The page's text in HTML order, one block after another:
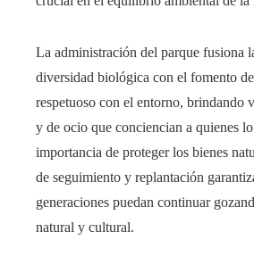
La administración del parque fusiona
diversidad biológica con el fomento
respetuoso con el entorno, brindando
y de ocio que conciencian a quienes
importancia de proteger los bienes
de seguimiento y replantación
generaciones puedan continuar
natural y cultural.